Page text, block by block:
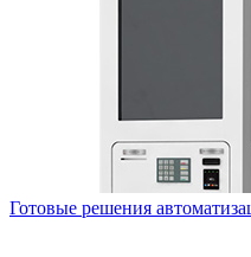
Готовые решения